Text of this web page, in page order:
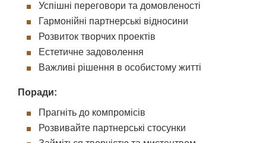
Успішні переговори та домовленості
Гармонійні партнерські відносини
Розвиток творчих проектів
Естетичне задоволення
Важливі рішення в особистому житті
Поради:
Прагніть до компромісів
Розвивайте партнерські стосунки